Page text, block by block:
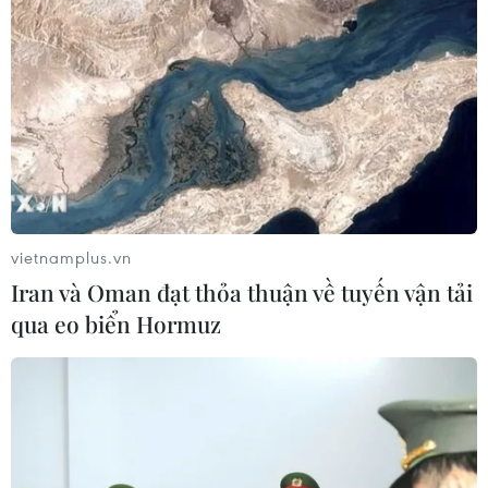
Giá dầu thô biến động nhẹ khi triển
vọng đàm phán Trung Đông vẫn khó
đoán
06/08/2026 00:26
Giá vàng thế giới tăng mạnh nhất kể
từ tháng Hai
06/08/2026 00:26
Đưa gốm sứ Bình Dương vào mạng
vietnamplus.vn
Iran và Oman đạt thỏa thuận về tuyến vận tải
qua eo biển Hormuz